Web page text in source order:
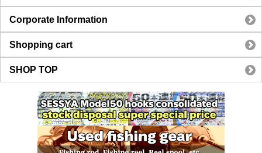
Corporate Information
Shopping cart
SHOP TOP